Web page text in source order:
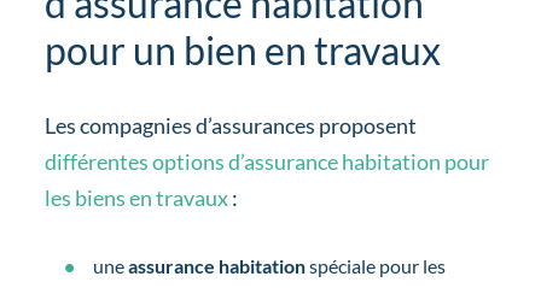
pour un bien en travaux
Les compagnies d’assurances proposent
différentes options d’assurance habitation pour
les biens en travaux:
uneassurance habitationspéciale pour les